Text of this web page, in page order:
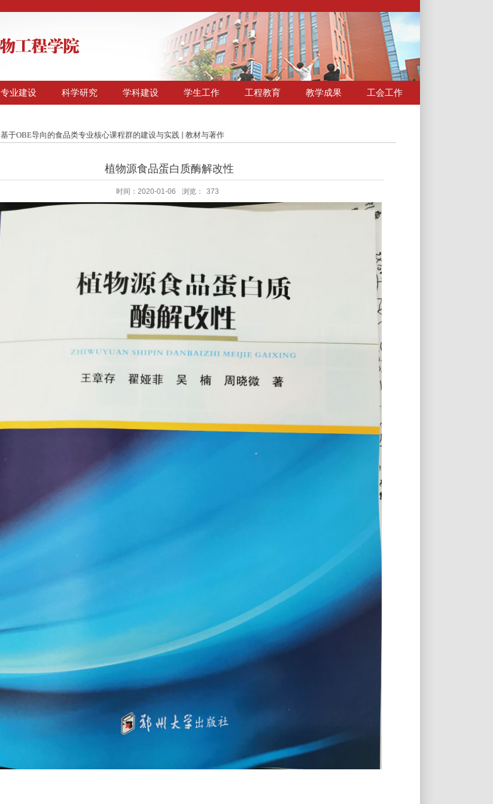
专业建设 科学研究 学科建设 学生工作 工程教育 教学成果 工会工作
基于OBE导向的食品类专业核心课程群的建设与实践 教材与著作
植物源食品蛋白质酶解改性
时间：2020-01-06 浏览： 373